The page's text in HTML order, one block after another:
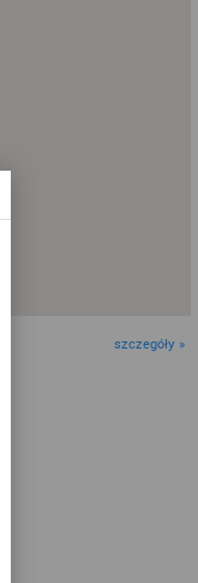
szczegóły »